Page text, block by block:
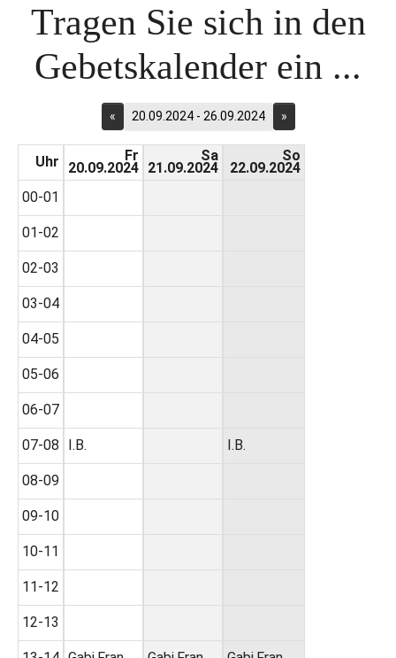
Tragen Sie sich in den
Gebetskalender ein ...
« 20.09.2024 - 26.09.2024 »
Uhr
00-01
01-02
02-03
03-04
04-05
05-06
06-07
07-08
08-09
09-10
10-11
11-12
12-13
Fr
20.09.2024
I.B.
Sa
21.09.2024
So
22.09.2024
I.B.